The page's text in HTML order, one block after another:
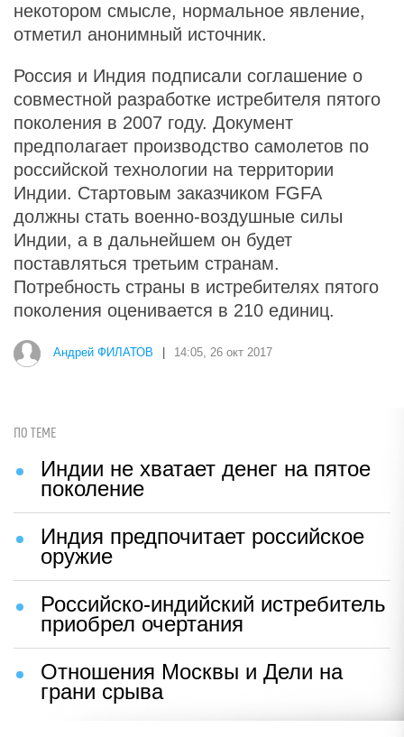
некотором смысле, нормальное явление,
отметил анонимный источник.
Россия и Индия подписали соглашение о
совместной разработке истребителя пятого
поколения в 2007 году. Документ
предполагает производство самолетов по
российской технологии на территории
Индии. Стартовым заказчиком FGFA
должны стать военно-воздушные силы
Индии, а в дальнейшем он будет
поставляться третьим странам.
Потребность страны в истребителях пятого
поколения оценивается в 210 единиц.
Андрей ФИЛАТОВ 14:05, 26 окт 2017
ПО ТЕМЕ
Индии не хватает денег на пятое
поколение
Индия предпочитает российское
оружие
Российско-индийский истребитель
приобрел очертания
Отношения Москвы и Дели на
грани срыва